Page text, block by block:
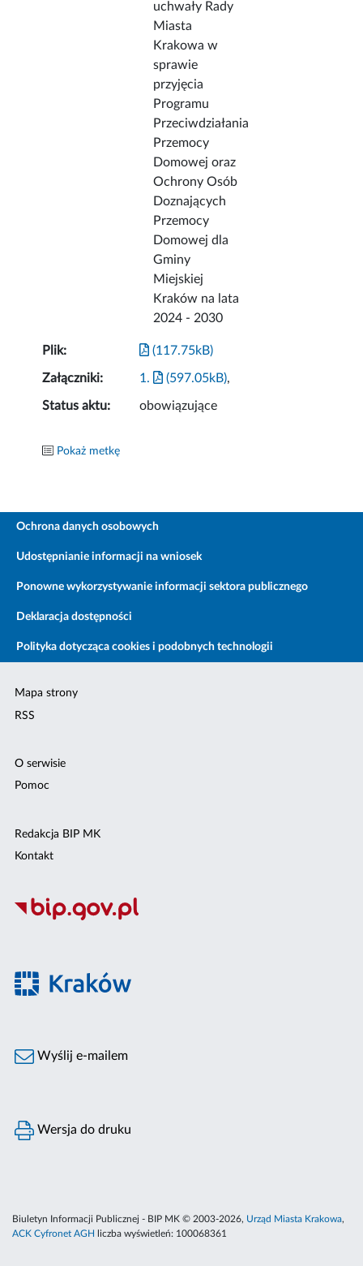
uchwały Rady
Miasta
Krakowa w
sprawie
przyjęcia
Programu
Przeciwdziałania
Przemocy
Domowej oraz
Ochrony Osób
Doznających
Przemocy
Domowej dla
Gminy
Miejskiej
Kraków na lata
2024 - 2030
Plik: (117.75kB)
Załączniki: 1. (597.05kB),
Status aktu: obowiązujące
Pokaż metkę
Ochrona danych osobowych
Udostępnianie informacji na wniosek
Ponowne wykorzystywanie informacji sektora publicznego
Deklaracja dostępności
Polityka dotycząca cookies i podobnych technologii
Mapa strony
RSS
O serwisie
Pomoc
Redakcja BIP MK
Kontakt
Wyślij e-mailem
Wersja do druku
Biuletyn Informacji Publicznej - BIP MK © 2003-2026, Urząd Miasta Krakowa,
ACK Cyfronet AGH
liczba wyświetleń: 100068361